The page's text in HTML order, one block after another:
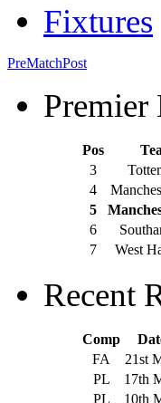
Fixtures
PreMatchPost
Premier
Pos
3
4
5
6
7
West
Recent
Comp
FA
21st
PL
17th
PL
10th